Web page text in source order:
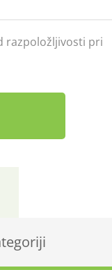
razpoložljivosti pri